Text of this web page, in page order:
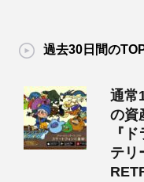
過去30日間の
通常
の資
『
テリ